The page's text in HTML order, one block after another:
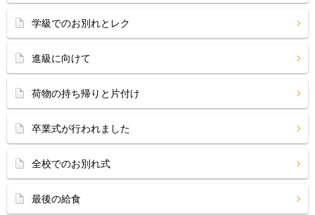
学級でのお別れとレク
進級に向けて
荷物の持ち帰りと片付け
卒業式が行われました
全校でのお別れ式
最後の給食